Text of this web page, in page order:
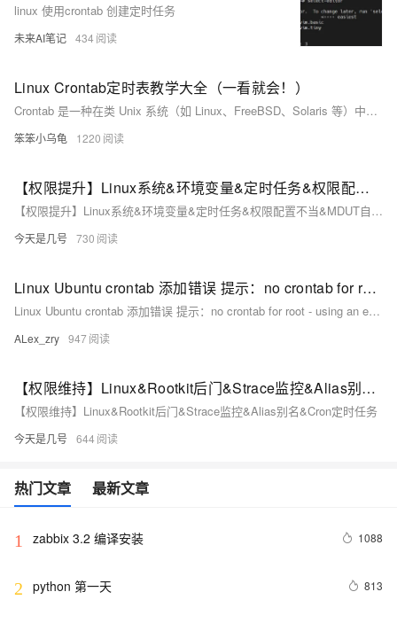
linux 使用crontab 创建定时任务
未来AI笔记 434
Linux Crontab定时表教学大全（一看就会！）
Crontab 是一种在类 Unix 系统（如 Linux、FreeBSD、Solaris 等）中用于设置和管理定时任务的实用工具。通过编写 crontab 文件，用户可以安排命令或脚本在特定的时间点或周期性地自动执行。本教学将引导您了解 crontab 的基本概念、使用方法、语法和常见问题解决。
笨笨小乌龟 1220
【权限提升】Linux系统&环境变量&定时任务&权限配置不当&MDUT自动化
【权限提升】Linux系统&环境变量&定时任务&权限配置不当&MDUT自动化
今天是几号 730
Linux Ubuntu crontab 添加错误 提示：no crontab for root - using an empty one 888
Linux Ubuntu crontab 添加错误 提示：no crontab for root - using an empty one 888
ALex_zry 947
【权限维持】Linux&Rootkit后门&Strace监控&Alias别名&Cron定时任务
【权限维持】Linux&Rootkit后门&Strace监控&Alias别名&Cron定时任务
今天是几号 644
热门文章 最新文章
1 zabbix 3.2 编译安装 1088
2 python 第一天 813